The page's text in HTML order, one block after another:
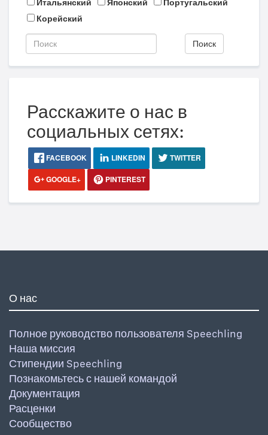
Итальянский
Японский
Португальский
Корейский
Поиск
Расскажите о нас в
социальных сетях:
FACEBOOK LINKEDIN
TWITTER
GOOGLE+
PINTEREST
О нас
Полное руководство пользователя Speechling
Наша миссия
Стипендии Speechling
Познакомьтесь с нашей командой
Документация
Расценки
Сообщество